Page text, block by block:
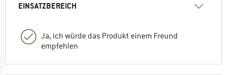
EINSATZBEREICH
Ja, ich würde das Produkt einem Freund
empfehlen